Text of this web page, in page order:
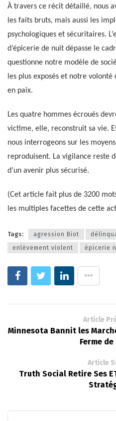
À travers ce récit détaillé, nous
les faits bruts, mais aussi les
psychologiques et sécuritaires.
d’épicerie de nuit dépasse le
questionne notre modèle de
les plus exposés et notre
en paix.
Les quatre hommes écroués
victime, elle, reconstruit sa vie.
nous interrogeons sur les
reproduisent. La vigilance reste
d’un avenir plus sécurisé.
(Cet article fait plus de 3200
les multiples facettes de cette
Tags: agression Biot
enlèvement violent
épicerie
Article
Minnesota Bannit les
Ferme de
Article
Truth Social Retire Ses